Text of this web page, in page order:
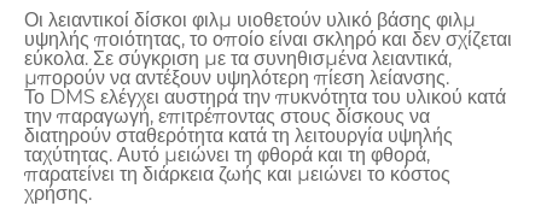
Οι λειαντικοί δίσκοι φιλμ υιοθετούν υλικό βάσης φιλμ
υψηλής ποιότητας, το οποίο είναι σκληρό και δεν σχίζεται
εύκολα. Σε σύγκριση με τα συνηθισμένα λειαντικά,
μπορούν να αντέξουν υψηλότερη πίεση λείανσης.
Το DMS ελέγχει αυστηρά την πυκνότητα του υλικού κατά
την παραγωγή, επιτρέποντας στους δίσκους να
διατηρούν σταθερότητα κατά τη λειτουργία υψηλής
ταχύτητας. Αυτό μειώνει τη φθορά και τη φθορά,
παρατείνει τη διάρκεια ζωής και μειώνει το κόστος
χρήσης.